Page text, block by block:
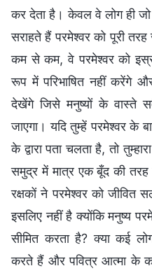
कर देता है। केवल वे लोग ही
सराहते हैं परमेश्वर को पूरी
कम से कम, वे परमेश्वर को
रूप में परिभाषित नहीं करेंगे
देखेंगे जिसे मनुष्यों के वास्ते
जाएगा। यदि तुम्हें परमेश्वर
के द्वारा पता चलता है, तो
समुद्र में मात्र एक बूँद की तरह
रक्षकों ने परमेश्वर को जीवित
इसलिए नहीं है क्योंकि मनुष्य
सीमित करता है? क्या कई
करते हैं और पवित्र आत्मा के